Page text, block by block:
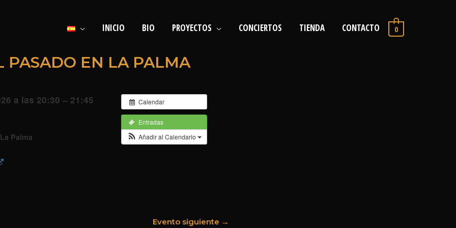
INICIO BIO PROYECTOS CONCIERTOS TIENDA CONTACTO 0
PASADO EN LA PALMA
Calendar
Entradas
Añadir al Calendario
a las 20:30 – 21:45
Palma
Evento siguiente →